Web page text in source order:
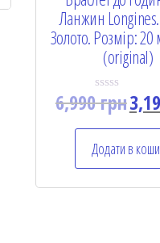
Ланжин
Золото. Розмір:
(original)
R
a
d
0
o
u
6,990грн
Додати в